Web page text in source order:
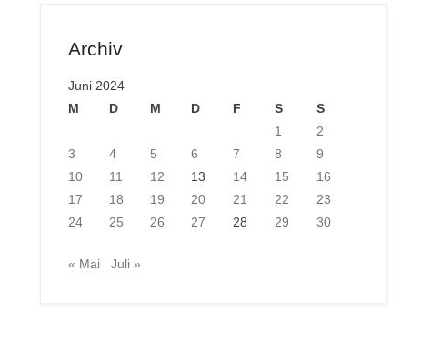
Archiv
Juni 2024
M
D M D F S
S
1
2
3
4 5 6 7 8
9
10
11 12 13 14 15
16
17
18 19 20 21 22
23
24
25 26 27 28 29 30
« Mai Juli »